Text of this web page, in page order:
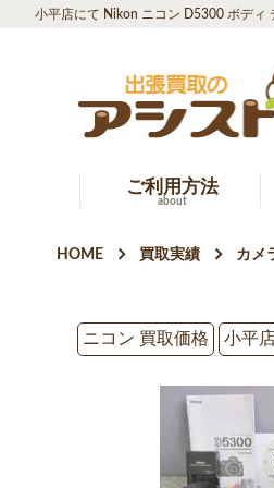
小平店にて Nikon ニコン D5300 ボディ
ご利用方法
about
HOME 買取実績 カメ
ニコン 買取価格
小平店